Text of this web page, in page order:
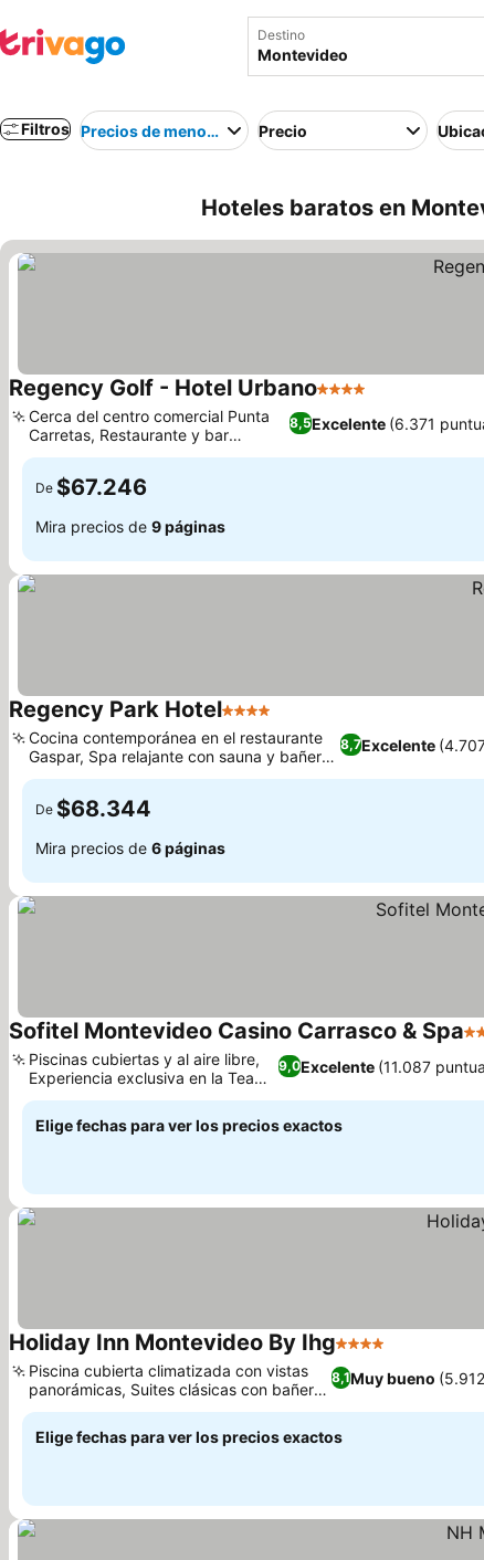
Destino
Filtros Precios de menor a mayorPrecio
Hoteles baratos en
Regency Golf - Hotel Urbano4 Estrellas
8,5Excelente (6.371
Cerca del centro comercial Punta
Carretas, Restaurante y bar
internacional
De $67.246
Mira precios de 9 páginas
Regency Park Hotel4 Estrellas
8,7Excelente
Cocina contemporánea en el restaurante
Gaspar, Spa relajante con sauna y bañera
de hidromasaje
De $68.344
Mira precios de 6 páginas
Sofitel Montevideo Casino Carrasco & Spa5
9,0Excelente (11.087
Piscinas cubiertas y al aire libre,
Experiencia exclusiva en la Tea
Gallery
Elige fechas para ver los precios exactos
Holiday Inn Montevideo By Ihg4 Estrellas
8,1Muy bueno
Piscina cubierta climatizada con vistas
panorámicas, Suites clásicas con bañera
de hidromasaje
Elige fechas para ver los precios exactos